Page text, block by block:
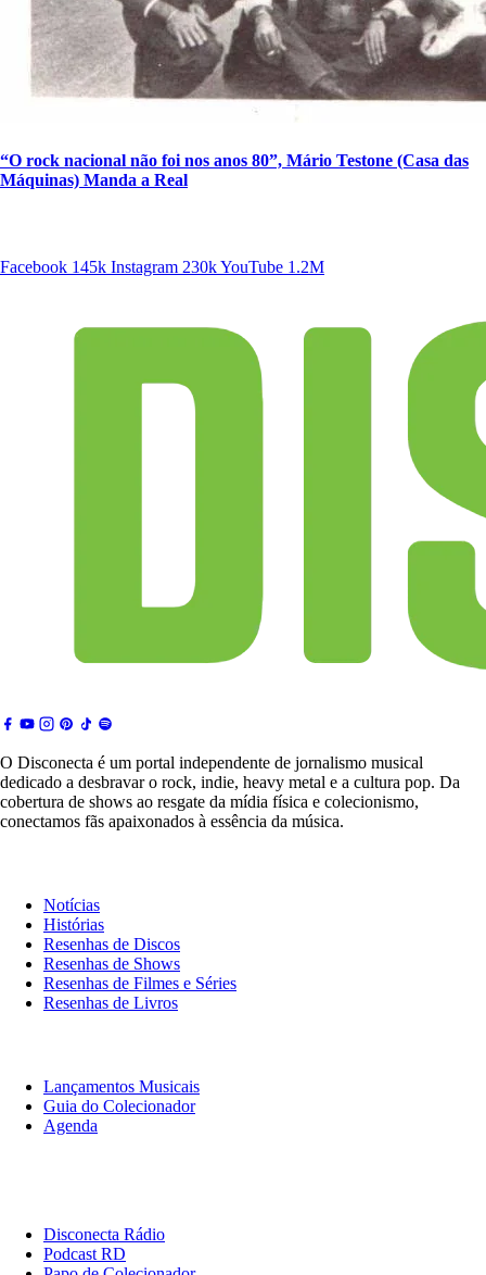
“O rock nacional não foi nos anos 80”, Mário Testone (Casa das
Máquinas) Manda a Real
Facebook 145k Instagram 230kYouTube 1.2M
O Disconecta é um portal independente de jornalismo musical
dedicado a desbravar o rock, indie, heavy metal e a cultura pop. Da
cobertura de shows ao resgate da mídia física e colecionismo,
conectamos fãs apaixonados à essência da música.
Notícias
Histórias
Resenhas de Discos
Resenhas de Shows
Resenhas de Filmes e Séries
Resenhas de Livros
Lançamentos Musicais
Guia do Colecionador
Agenda
Disconecta Rádio
Podcast RD